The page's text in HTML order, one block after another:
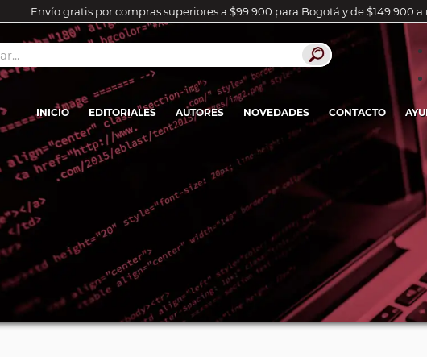
Envío gratis por compras superiores a $99.900 para Bogotá y de $149.900
INICIO EDITORIALES AUTORES NOVEDADES CONTACTO